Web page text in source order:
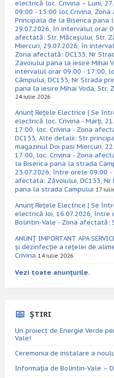
electrică loc. Crivina – Luni,
09:00 - 15:00 loc.Crivina,
Principala de la Biserica pana
29.07.2026, în intervalul orar
afectată: Str. Măceșului, Str.
Miercuri, 29.07.2026, în
Zona afectată: DC133, Nr
Zavoiului pana la iesire Mihai
intervalul orar 09:00 - 17:00,
Câmpului, DC133, Nr Strada
pana la iesire Mihai Voda, Str.
24 iulie 2026
Anunț Rețele Electrice | Se
electrică loc. Crivina - Marți,
17:00, loc. Crivina - Zona
DC133, Alte detalii: Str
magazinul Doi pasi Miercuri,
17:00, loc. Crivina - Zona
la Biserica pana la strada
23.07.2026, între orele 09:00 -
afectata: Zăvoiului, DC133,
pana la strada Campului 17
Anunț Rețele Electrice | Se
electrică Joi, 16.07.2026, între
Bolintin-Vale - Zona afectată:
ANUNȚ IMPORTANT APA
și dezinfecție a rețelei de
Crivina 14 iulie 2026
Vezi toate anunțurile.
ȘTIRI
Un proiect de Energie Verde
Vale!
Ceremonia de instalare a
Informația de Bolintin-Vale –